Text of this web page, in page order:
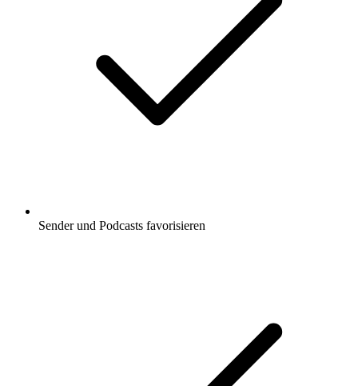
Sender und Podcasts favorisieren